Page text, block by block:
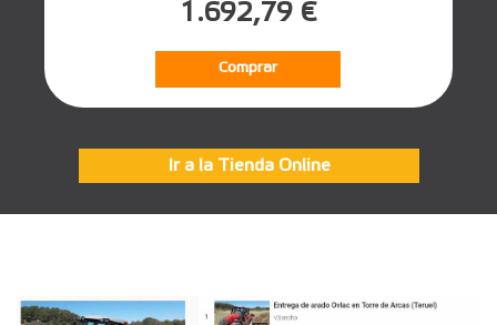
1.692,79 €
Comprar
Ir a la Tienda Online